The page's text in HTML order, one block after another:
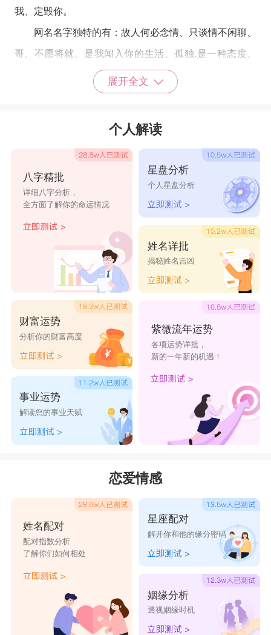
我、定毁你。
网名名字独特的有：故人何必念情、只谈情不闲聊、
哥、不愿将就、是我闯入你的生活、孤独,是一种态度、
最深的爱/最沉默、没感情就绝交吧。 、没心没肺的我很
累、乱世杀手、宁无拥人、你独揽我、奇迹少年、温柔一
展开全文
个人解读
八字精批
详细八字分析，
全方面了解你的命运情况
财富运势
分析你的财富高度
事业运势
解读您的事业天赋
星盘分析
个人星盘分析
姓名详批
揭秘姓名吉凶
紫微流年运势
各项运势详批，
新的一年新的机遇！
恋爱情感
姓名配对
配对指数分析
了解你们如何相处
星座配对
解开你和他的缘分密码
姻缘分析
透视姻缘时机